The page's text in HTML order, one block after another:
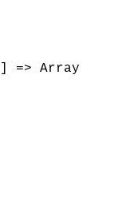
=> Array